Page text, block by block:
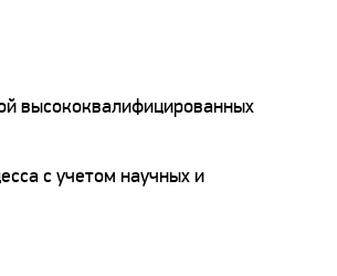
высококвалифицированных
с учетом научных и